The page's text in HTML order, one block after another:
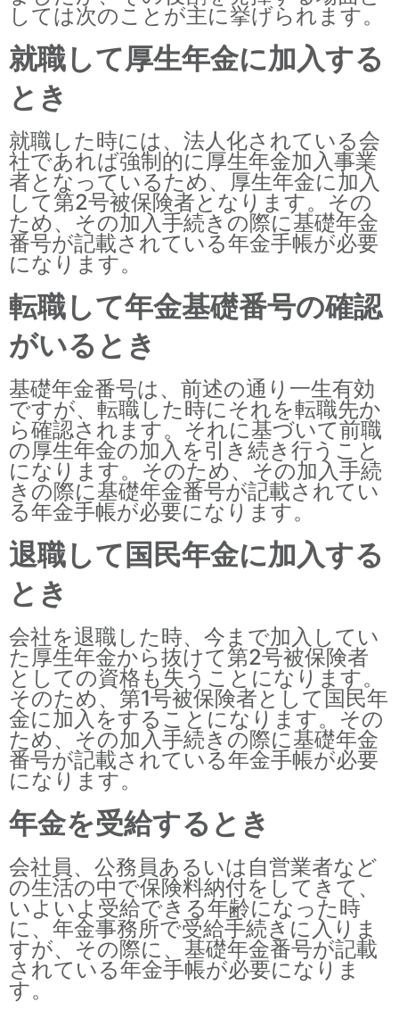
しては次のことが主に挙げられます。
就職して厚生年金に加入する
とき
就職した時には、法人化されている会
社であれば強制的に厚生年金加入事業
者となっているため、厚生年金に加入
して第2号被保険者となります。その
ため、その加入手続きの際に基礎年金
番号が記載されている年金手帳が必要
になります。
転職して年金基礎番号の確認
がいるとき
基礎年金番号は、前述の通り一生有効
ですが、転職した時にそれを転職先か
ら確認されます。それに基づいて前職
の厚生年金の加入を引き続き行うこと
になります。そのため、その加入手続
きの際に基礎年金番号が記載されてい
る年金手帳が必要になります。
退職して国民年金に加入する
とき
会社を退職した時、今まで加入してい
た厚生年金から抜けて第2号被保険者
としての資格も失うことになります。
そのため、第1号被保険者として国民年
金に加入をすることになります。その
ため、その加入手続きの際に基礎年金
番号が記載されている年金手帳が必要
になります。
年金を受給するとき
会社員、公務員あるいは自営業者など
の生活の中で保険料納付をしてきて、
いよいよ受給できる年齢になった時
に、年金事務所で受給手続きに入りま
すが、その際に、基礎年金番号が記載
されている年金手帳が必要になりま
す。